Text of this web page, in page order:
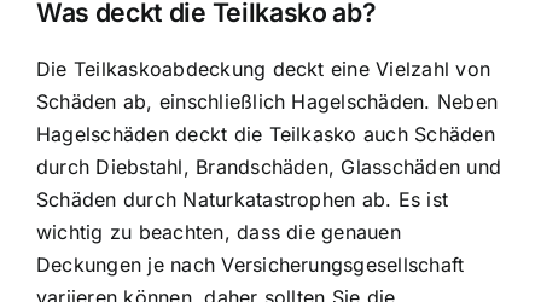
Was deckt die Teilkasko ab?
Die Teilkaskoabdeckung deckt eine Vielzahl von
Schäden ab, einschließlich Hagelschäden. Neben
Hagelschäden deckt die Teilkasko auch Schäden
durch Diebstahl, Brandschäden, Glasschäden und
Schäden durch Naturkatastrophen ab. Es ist
wichtig zu beachten, dass die genauen
Deckungen je nach Versicherungsgesellschaft
variieren können, daher sollten Sie die